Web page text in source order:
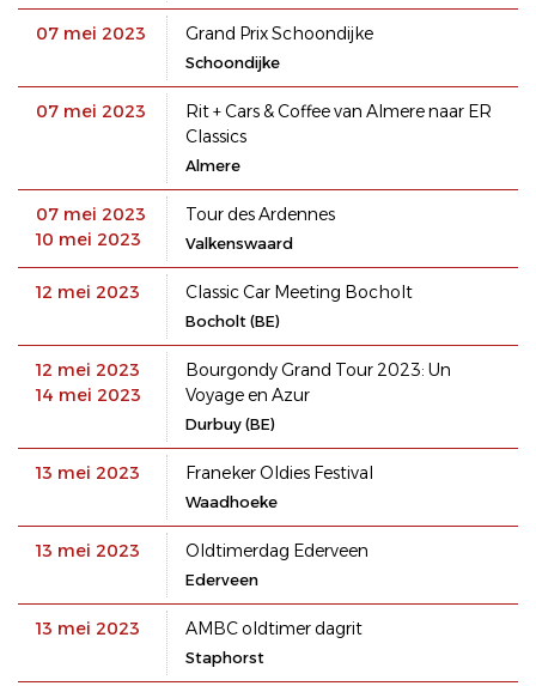
07 mei 2023 Grand Prix Schoondijke
Schoondijke
07 mei 2023
Rit + Cars & Coffee van Almere naar ER
Classics
Almere
07 mei 2023
10 mei 2023
Tour des Ardennes
Valkenswaard
12 mei 2023 Classic Car Meeting Bocholt
Bocholt (BE)
12 mei 2023
14 mei 2023
Bourgondy Grand Tour 2023: Un
Voyage en Azur
Durbuy (BE)
13 mei 2023 Franeker Oldies Festival
Waadhoeke
13 mei 2023 Oldtimerdag Ederveen
Ederveen
13 mei 2023 AMBC oldtimer dagrit
Staphorst